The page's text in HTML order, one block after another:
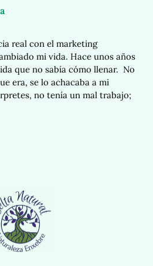
real con el marketing
mi vida. Hace unos años
que no sabía cómo llenar. No
era, se lo achacaba a mi
no tenía un mal trabajo;